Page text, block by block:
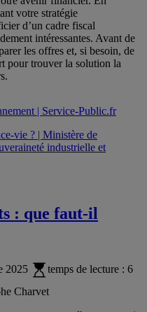
votre stratégie
d’un cadre fiscal
intéressantes. Avant de
les offres et, si besoin, de
pour trouver la solution la
| Service-Public.fr
vie ? | Ministère de
industrielle et
: que faut-il
2025 temps de lecture : 6
Charvet